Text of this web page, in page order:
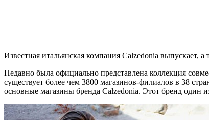
Известная итальянская компания Calzedonia выпускает,
Недавно была официально представлена коллекция
существует более чем 3800 магазинов-филиалов в 38
основные магазины бренда Calzedonia. Этот бренд один